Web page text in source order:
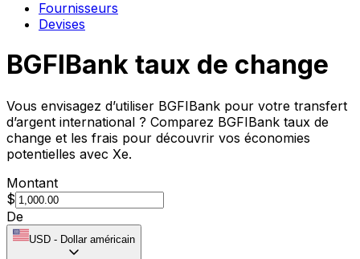
Fournisseurs
Devises
BGFIBank taux de change
Vous envisagez d’utiliser BGFIBank pour votre transfert
d’argent international ? Comparez BGFIBank taux de
change et les frais pour découvrir vos économies
potentielles avec Xe.
Montant
$
De
USD - Dollar américain